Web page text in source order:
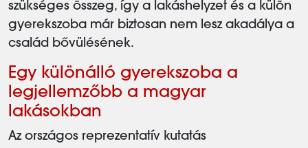
szükséges összeg, így a lakáshelyzet és a külön
gyerekszoba már biztosan nem lesz akadálya a
család bővülésének.
Egy különálló gyerekszoba a
legjellemzőbb a magyar
lakásokban
Az országos reprezentatív kutatás